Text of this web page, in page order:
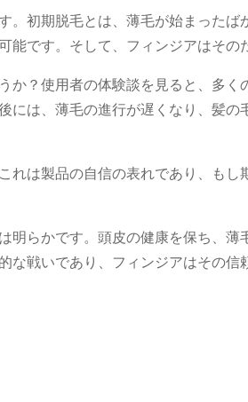
。初期脱毛とは、薄毛が始まった
です。そして、フィンジアはその
か？使用者の体験談を見ると、多
には、薄毛の進行が遅くなり、髪
れは製品の自信の表れであり、も
明らかです。頭皮の健康を保ち、
戦いであり、フィンジアはその信